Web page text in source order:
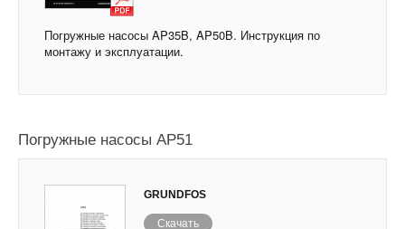
Погружные насосы AP35B, AP50B. Инструкция по
монтажу и эксплуатации.
Погружные насосы AP51
GRUNDFOS
Скачать